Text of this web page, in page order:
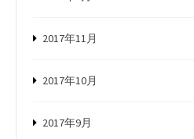
2017年11月
2017年10月
2017年9月